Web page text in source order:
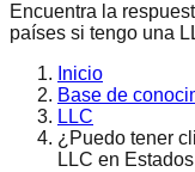
Encuentra la
países si tengo una
Inicio
Base de
LLC
¿Puedo tener
LLC en